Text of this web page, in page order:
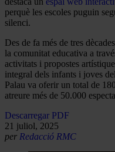
perquè les escoles puguin
silenci.
Des de fa més de tres
la comunitat educativa a
activitats i propostes
integral dels infants i joves
Palau va oferir un total de
atreure més de 50.000
Descarregar PDF
21 juliol, 2025
per Redacció RMC